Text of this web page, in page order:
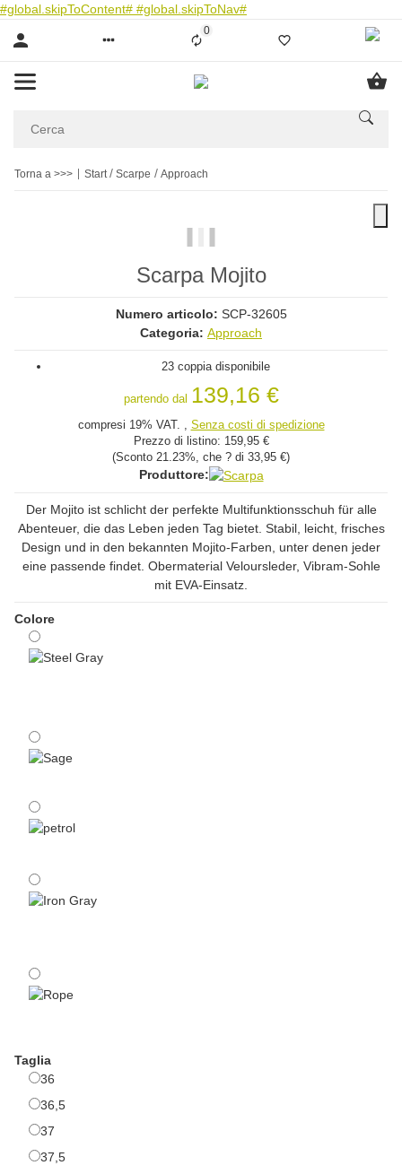
#global.skipToContent# #global.skipToNav#
0Liste ist leer
Torna a >>> Start Scarpe Approach
Scarpa Mojito
Numero articolo: SCP-32605
Categoria: Approach
23 coppia disponibile
partendo dal 139,16 €
compresi 19% VAT. , Senza costi di spedizione
Prezzo di listino: 159,95 €
(Sconto 21.23%, che ? di 33,95 €)
Produttore:
Der Mojito ist schlicht der perfekte Multifunktionsschuh für alle
Abenteuer, die das Leben jeden Tag bietet. Stabil, leicht, frisches
Design und in den bekannten Mojito-Farben, unter denen jeder
eine passende findet. Obermaterial Veloursleder, Vibram-Sohle
mit EVA-Einsatz.
Colore
Steel Gray
Sage
petrol
Iron Gray
Taglia
36
36,536,5
37
37,537,5